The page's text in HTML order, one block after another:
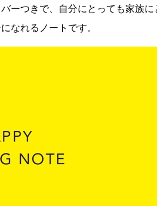
ーつきで、自分にとっても家族
なれるノートです。